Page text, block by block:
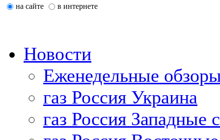
на сайте в интернете
Новости
Еженедельные
газ Россия Украина
газ Россия Западные